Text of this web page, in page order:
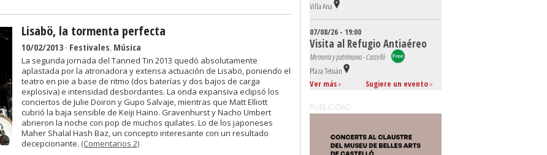
Lisabö, la tormenta perfecta
10/02/2013- Festivales, Música
La segunda jornada del Tanned Tin 2013 quedó absolutamente
aplastada por la atronadora y extensa actuación de Lisabö, poniendo el
teatro en pie a base de ritmo (dos baterías y dos bajos de carga
explosiva) e intensidad desbordantes. La onda expansiva eclipsó los
conciertos de Julie Doiron y Gupo Salvaje, mientras que Matt Elliott
cubrió la baja sensible de Keiji Haino. Gravenhurst y Nacho Umbert
abrieron la noche con pop de muchos quilates. Lo de los japoneses
Maher Shalal Hash Baz, un concepto interesante con un resultado
decepcionante. (Comentarios 2)
Villa Ana
07/08/26 - 19:00
Visita al Refugio Antiaéreo
Memoria y patrimonio - Castelló
Plaza Tetuán
Ver más» Sugiere un evento»
PUBLICIDAD